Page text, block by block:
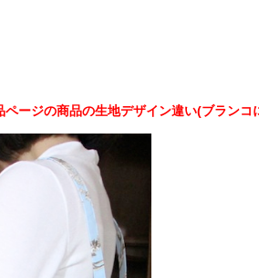
ページの商品の生地デザイン違い(ブランコ